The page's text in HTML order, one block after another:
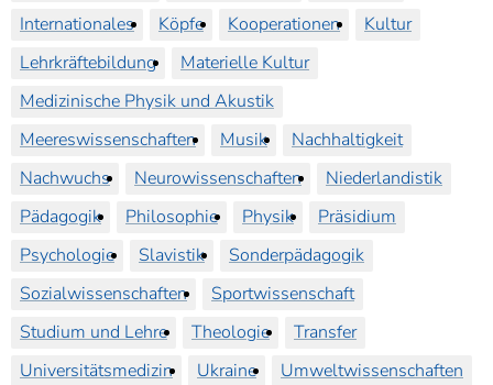
Internationales
Köpfe Kooperationen
Kultur
Lehrkräftebildung
Materielle Kultur
Medizinische Physik und Akustik
Meereswissenschaften
Musik
Nachhaltigkeit
Nachwuchs
Neurowissenschaften
Niederlandistik
Pädagogik
Philosophie Physik
Präsidium
Psychologie
Slavistik
Sonderpädagogik
Sozialwissenschaften
Sportwissenschaft
Studium und Lehre
Theologie
Transfer
Universitätsmedizin
Ukraine
Umweltwissenschaften